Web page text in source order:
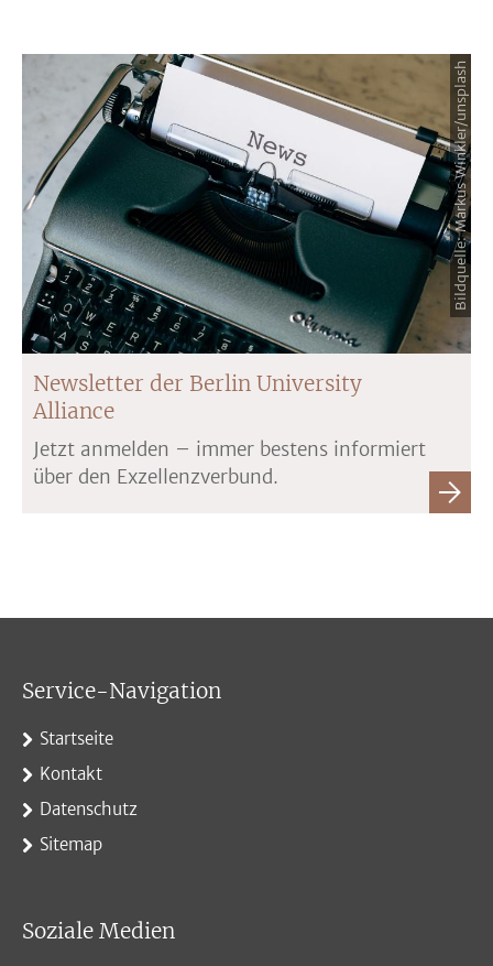
Newsletter der Berlin University
Alliance
Jetzt anmelden – immer bestens informiert
über den Exzellenzverbund.
Bildquelle: Markus Winkler/unsplash
Service-Navigation
Startseite
Kontakt
Datenschutz
Sitemap
Soziale Medien